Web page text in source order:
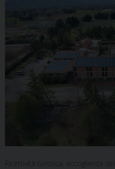
Ricettività turistica, accoglienza